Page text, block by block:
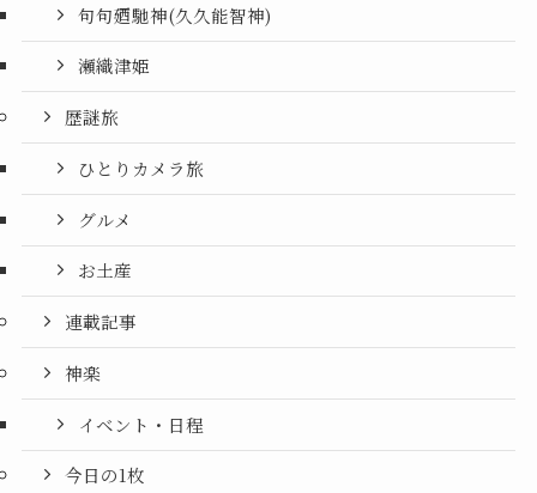
句句廼馳神(久久能智神)
瀬織津姫
歴謎旅
ひとりカメラ旅
グルメ
お土産
連載記事
神楽
イベント・日程
今日の1枚